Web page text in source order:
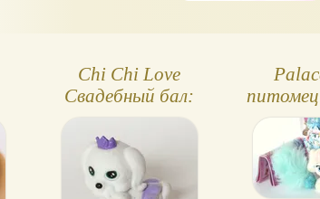
Chi Chi Love
Свадебный бал:
щенок